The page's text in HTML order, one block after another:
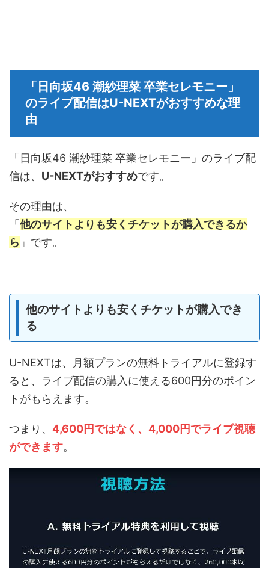
「日向坂46 潮紗理菜 卒業セレモニー」
のライブ配信はU-NEXTがおすすめな理
由
「日向坂46 潮紗理菜 卒業セレモニー」のライブ配
信は、 U-NEXTがおすすめです。
その理由は、
「 他のサイトよりも安くチケットが購入できるか
ら 」です。
他のサイトよりも安くチケットが購入でき
る
U-NEXTは、月額プランの無料トライアルに登録す
ると、ライブ配信の購入に使える600円分のポイン
トがもらえます。
つまり、 4,600円ではなく、4,000円でライブ視聴
ができます。